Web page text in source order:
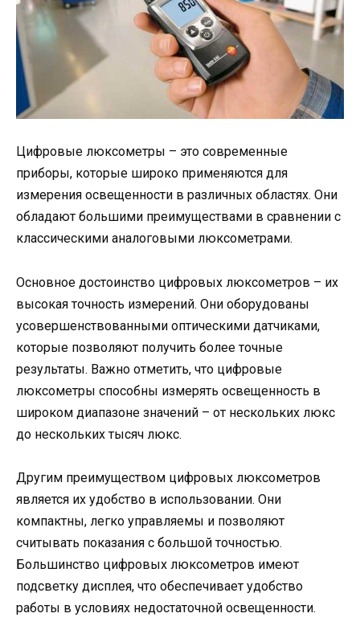
Цифровые люксометры – это современные
приборы, которые широко применяются для
измерения освещенности в различных областях. Они
обладают большими преимуществами в сравнении с
классическими аналоговыми люксометрами.
Основное достоинство цифровых люксометров – их
высокая точность измерений. Они оборудованы
усовершенствованными оптическими датчиками,
которые позволяют получить более точные
результаты. Важно отметить, что цифровые
люксометры способны измерять освещенность в
широком диапазоне значений – от нескольких люкс
до нескольких тысяч люкс.
Другим преимуществом цифровых люксометров
является их удобство в использовании. Они
компактны, легко управляемы и позволяют
считывать показания с большой точностью.
Большинство цифровых люксометров имеют
подсветку дисплея, что обеспечивает удобство
работы в условиях недостаточной освещенности.